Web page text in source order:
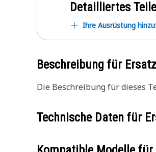
Detailliertes
Ihre Ausrüstung
Beschreibung für
Die Beschreibung für dieses
Technische Daten für